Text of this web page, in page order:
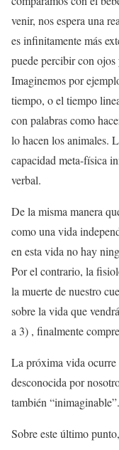
venir, nos espera una
es infinitamente más
puede percibir con ojos
Imaginemos por
tiempo, o el tiempo
con palabras como
lo hacen los animales.
capacidad meta-física
verbal.
De la misma manera
como una vida
en esta vida no hay
Por el contrario, la
la muerte de nuestro
sobre la vida que
a 3) , finalmente
La próxima vida ocurre
desconocida por
también “inimaginable”.
Sobre este último